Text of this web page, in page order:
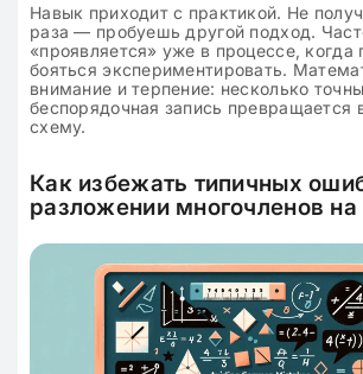
Навык приходит с практикой. Не
раза — пробуешь другой подход.
«проявляется» уже в процессе, когда
бояться экспериментировать.
внимание и терпение: несколько
беспорядочная запись превращается
схему.
Как избежать типичных
разложении многочленов